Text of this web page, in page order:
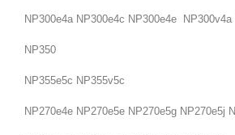
NP300e4a NP300e4c NP300e4e
NP350
NP355e5c NP355v5c
NP270e4e NP270e5e NP270e5g NP270e5j